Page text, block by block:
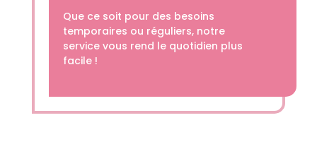
Que ce soit pour des besoins
temporaires ou réguliers, notre
service vous rend le quotidien plus
facile !